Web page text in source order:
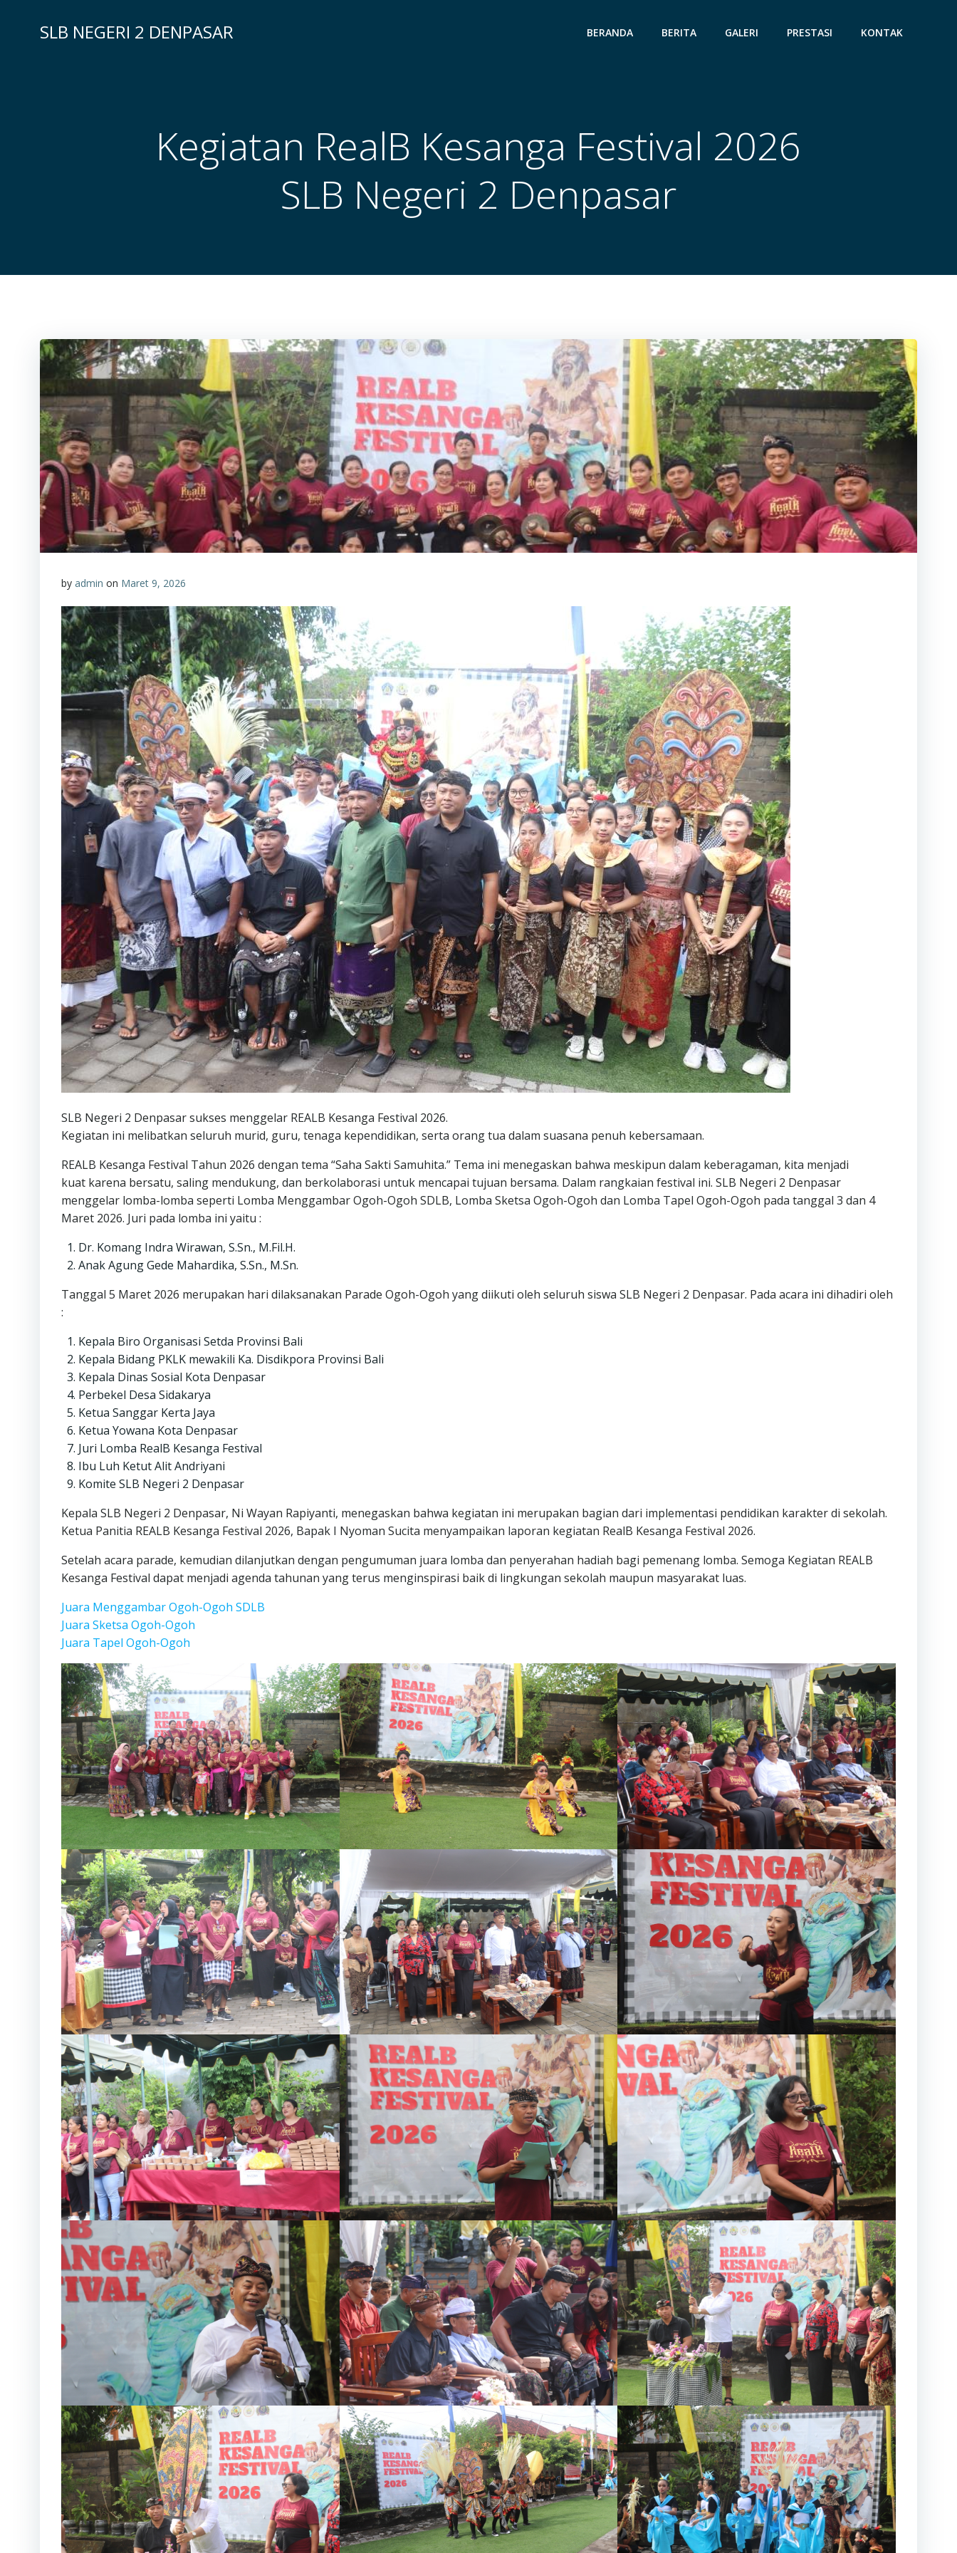
SLB NEGERI 2 DENPASAR BERANDA BERITA GALERI PRESTASI KONTAK
Kegiatan RealB Kesanga Festival 2026
SLB Negeri 2 Denpasar
by admin on Maret 9, 2026
SLB Negeri 2 Denpasar sukses menggelar REALB Kesanga Festival 2026.
Kegiatan ini melibatkan seluruh murid, guru, tenaga kependidikan, serta orang tua dalam suasana penuh kebersamaan.
REALB Kesanga Festival Tahun 2026 dengan tema “Saha Sakti Samuhita.” Tema ini menegaskan bahwa meskipun dalam keberagaman, kita menjadi
kuat karena bersatu, saling mendukung, dan berkolaborasi untuk mencapai tujuan bersama. Dalam rangkaian festival ini. SLB Negeri 2 Denpasar
menggelar lomba-lomba seperti Lomba Menggambar Ogoh-Ogoh SDLB, Lomba Sketsa Ogoh-Ogoh dan Lomba Tapel Ogoh-Ogoh pada tanggal 3 dan 4
Maret 2026. Juri pada lomba ini yaitu :
Dr. Komang Indra Wirawan, S.Sn., M.Fil.H.
Anak Agung Gede Mahardika, S.Sn., M.Sn.
Tanggal 5 Maret 2026 merupakan hari dilaksanakan Parade Ogoh-Ogoh yang diikuti oleh seluruh siswa SLB Negeri 2 Denpasar. Pada acara ini dihadiri oleh
:
Kepala Biro Organisasi Setda Provinsi Bali
Kepala Bidang PKLK mewakili Ka. Disdikpora Provinsi Bali
Kepala Dinas Sosial Kota Denpasar
Perbekel Desa Sidakarya
Ketua Sanggar Kerta Jaya
Ketua Yowana Kota Denpasar
Juri Lomba RealB Kesanga Festival
Ibu Luh Ketut Alit Andriyani
Komite SLB Negeri 2 Denpasar
Kepala SLB Negeri 2 Denpasar, Ni Wayan Rapiyanti, menegaskan bahwa kegiatan ini merupakan bagian dari implementasi pendidikan karakter di sekolah.
Ketua Panitia REALB Kesanga Festival 2026, Bapak I Nyoman Sucita menyampaikan laporan kegiatan RealB Kesanga Festival 2026.
Setelah acara parade, kemudian dilanjutkan dengan pengumuman juara lomba dan penyerahan hadiah bagi pemenang lomba. Semoga Kegiatan REALB
Kesanga Festival dapat menjadi agenda tahunan yang terus menginspirasi baik di lingkungan sekolah maupun masyarakat luas.
Juara Menggambar Ogoh-Ogoh SDLB
Juara Sketsa Ogoh-Ogoh
Juara Tapel Ogoh-Ogoh